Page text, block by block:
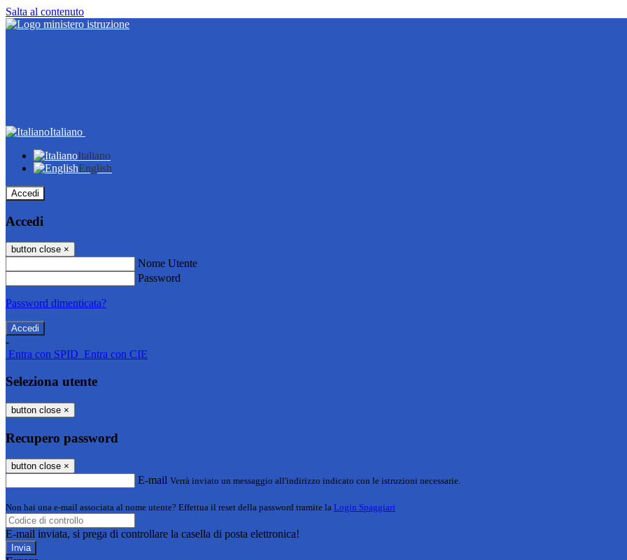
Salta al contenuto
Italiano
Italiano
English
Accedi
Accedi
button close ×
Nome Utente
Password
Password dimenticata?
-
Entra con SPID Entra con CIE
Seleziona utente
button close ×
Recupero password
button close ×
E-mail Verrà inviato un messaggio all'indirizzo indicato con le istruzioni necessarie.
Non hai una e-mail associata al nome utente? Effettua il reset della password tramite la Login Spaggiari
E-mail inviata, si prega di controllare la casella di posta elettronica!